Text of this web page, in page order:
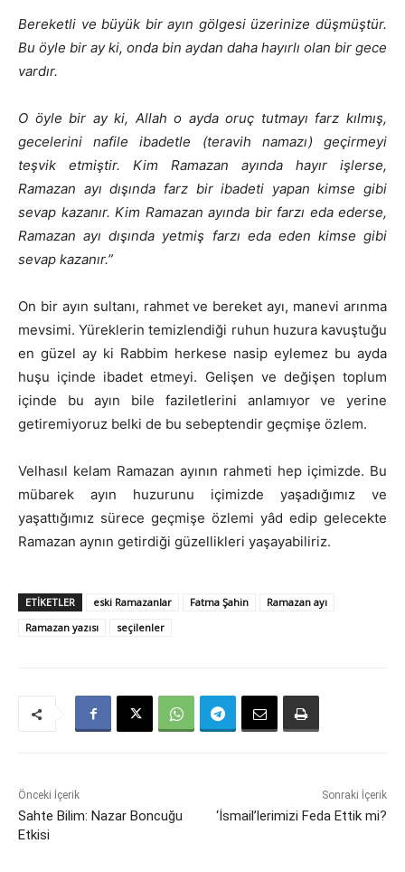
Bereketli ve büyük bir ayın gölgesi üzerinize düşmüştür.
Bu öyle bir ay ki, onda bin aydan daha hayırlı olan bir gece
vardır.
O öyle bir ay ki, Allah o ayda oruç tutmayı farz kılmış,
gecelerini nafile ibadetle (teravih namazı) geçirmeyi
teşvik etmiştir. Kim Ramazan ayında hayır işlerse,
Ramazan ayı dışında farz bir ibadeti yapan kimse gibi
sevap kazanır. Kim Ramazan ayında bir farzı eda ederse,
Ramazan ayı dışında yetmiş farzı eda eden kimse gibi
sevap kazanır.”
On bir ayın sultanı, rahmet ve bereket ayı, manevi arınma
mevsimi. Yüreklerin temizlendiği ruhun huzura kavuştuğu
en güzel ay ki Rabbim herkese nasip eylemez bu ayda
huşu içinde ibadet etmeyi. Gelişen ve değişen toplum
içinde bu ayın bile faziletlerini anlamıyor ve yerine
getiremiyoruz belki de bu sebeptendir geçmişe özlem.
Velhasıl kelam Ramazan ayının rahmeti hep içimizde. Bu
mübarek ayın huzurunu içimizde yaşadığımız ve
yaşattığımız sürece geçmişe özlemi yâd edip gelecekte
Ramazan aynın getirdiği güzellikleri yaşayabiliriz.
ETIKETLER eski Ramazanlar Fatma Şahin
Ramazan ayı
Ramazan yazısı
seçilenler
Önceki İçerik
Sahte Bilim: Nazar Boncuğu
Etkisi
Sonraki İçerik
‘İsmail’lerimizi Feda Ettik mi?